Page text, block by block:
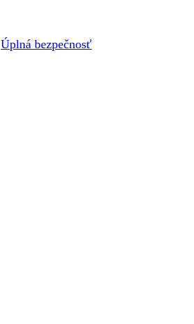
Úplná bezpečnosť